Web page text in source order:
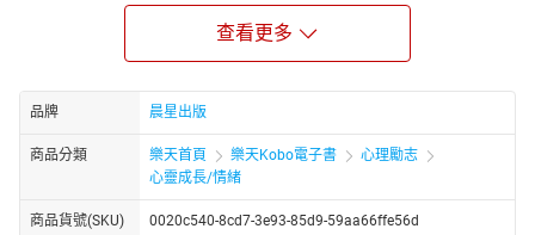
琴弦上的音符串起了與法國人們的交流，也讓她重新思索從小被逼
著學琴的意義，發現原本充滿怨懟的虎媽所做的一切都是因為……
法國交換學生的這一年是Mia的成年禮，不斷與媽媽抗爭的叛逆女
孩，離開溫室到遠方後才發現原來這場逃亡之旅給她的不是巴黎鐵
塔、羅浮宮、香奈兒和法式浪漫；最有價值的旅程也不是單純地尋
求逃離舒適圈，而是在品嘗自由的空氣之後，真正有空間去深刻省
思與母親的關係及在人生中所留下的印記與改變，找到這場旅行的
意義。
查看更多
品牌 晨星出版
商品分類 樂天首頁 樂天Kobo電子書
心理勵志
心靈成長/情緒
商品貨號(SKU) 0020c540-8cd7-3e93-85d9-59aa66ffe56d